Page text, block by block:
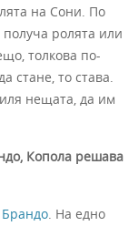
на Сони. По
ролята или
толкова по-
стане, то става.
нещата, да им
Копола решава
Брандо. На едно